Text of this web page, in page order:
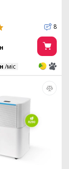
8
/міс 3 3